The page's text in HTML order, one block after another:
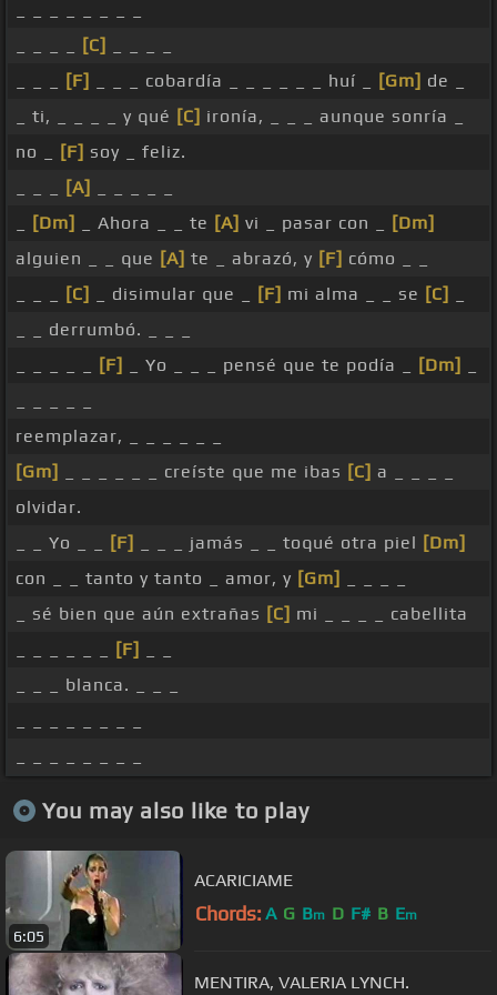
[C]
[F] _ _ _ cobardía _ _ _ _ _ _ huí _ [Gm] de _
_ ti, _ _ _ _ y qué [C] ironía, _ _ _ aunque sonría _
no _
[F] soy _ feliz.
[A]
[Dm] _ Ahora _ _ te [A] vi _ pasar con _
[Dm]
alguien _ _ que [A] te _ abrazó, y [F] cómo _ _
[C] _ disimular que _ [F] mi alma _ _ se [C]
_ _ derrumbó. _ _ _
[F] _ Yo _ _ _ pensé que te podía _ [Dm]
reemplazar, _ _ _ _ _ _
[Gm]
_ _ _ _ _ _ creíste que me ibas [C] a _ _ _ _
olvidar.
_ _ Yo _ _
[F] _ _ _ jamás _ _ toqué otra piel [Dm]
con _ _ tanto y tanto _ amor, y [Gm]
_ sé bien que aún extrañas [C] mi _ _ _ _ cabellita
[F]
_ _ _ blanca. _ _ _
You may also like to play
6:05
ACARICIAME
Chords: A G Bm D F# B Em
MENTIRA, VALERIA LYNCH.